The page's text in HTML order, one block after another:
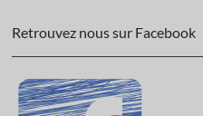
Retrouvez nous sur Facebook